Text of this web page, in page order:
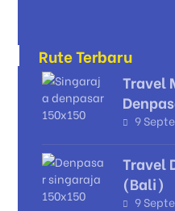
Rute Terbaru
Travel
9
Travel
(Bali)
9